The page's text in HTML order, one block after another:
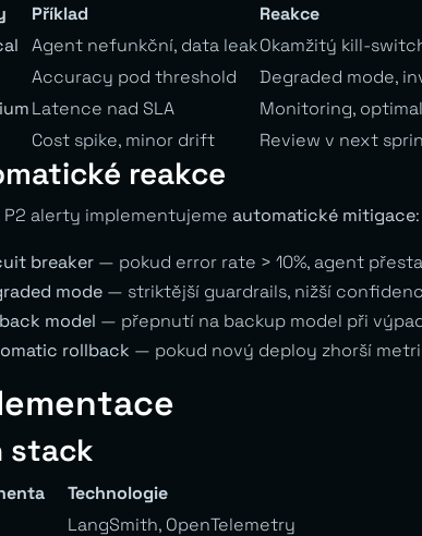
Příklad Reakce
Agent nefunkční, data leakOkamžitý kill-
Accuracy pod threshold Degraded mode,
Latence nad SLA Monitoring,
Cost spike, minor drift Review v next
reakce
P2 alerty implementujeme automatické mitigace:
breaker — pokud error rate > 10%, agent
mode — striktější guardrails, nižší
model — přepnutí na backup model při
rollback — pokud nový deploy zhorší
stack
Technologie
LangSmith, OpenTelemetry